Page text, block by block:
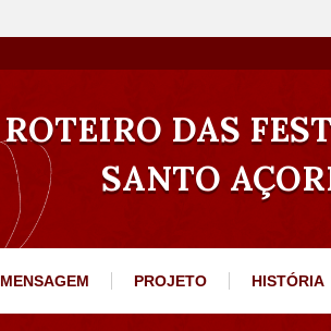
ROTEIRO DAS
SANTO
MENSAGEM PROJETO HISTÓRIA